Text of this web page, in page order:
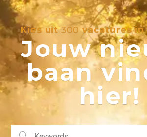
Kies uit300vacatures in
Jouw
baan
hier!